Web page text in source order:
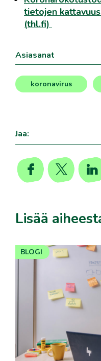
tietojen
(thl.fi)
Asiasanat
koronavirus
Jaa:
Lisää
BLOGI